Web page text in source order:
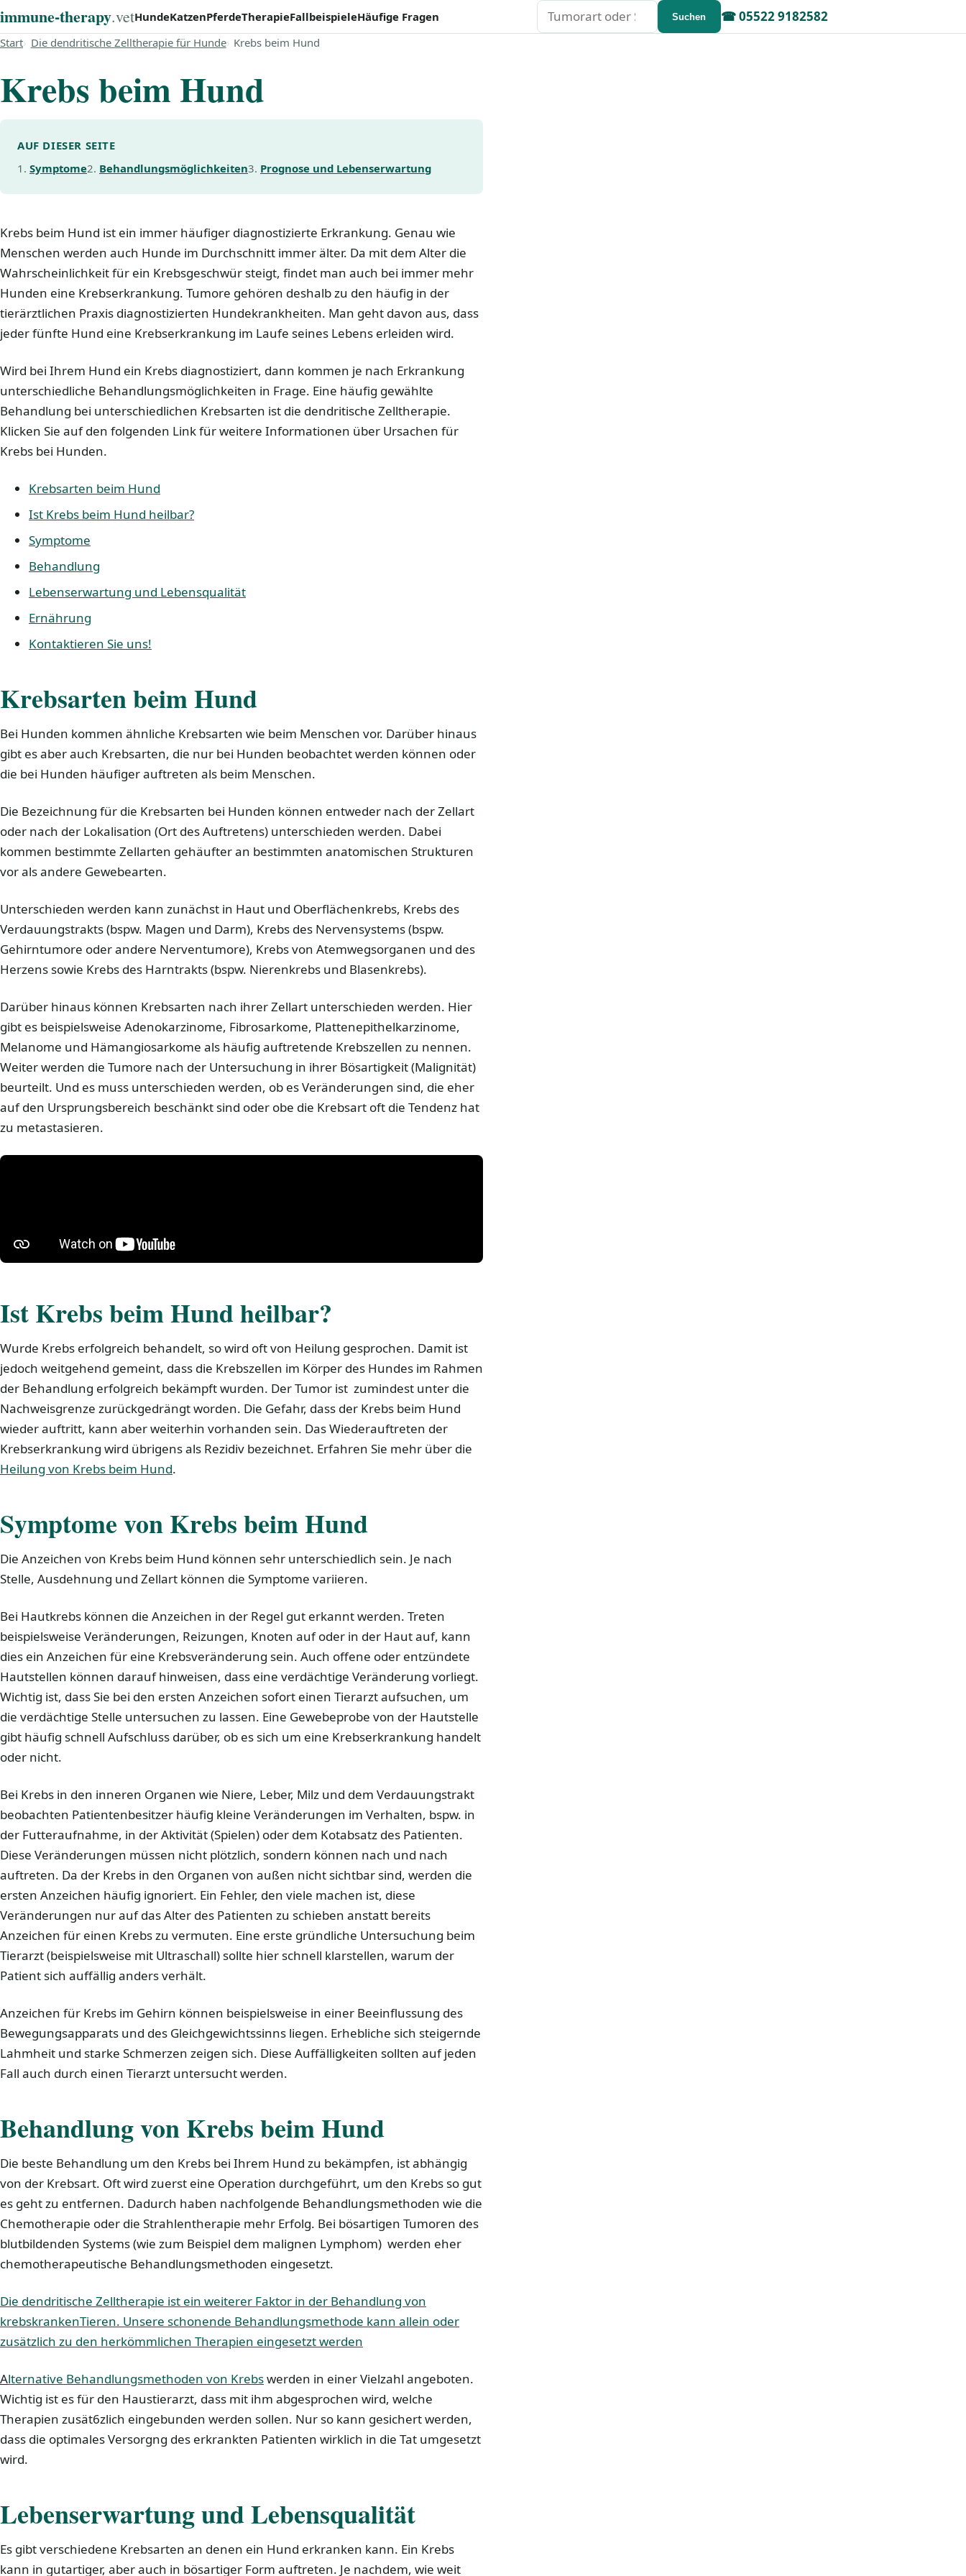
immune‑therapy.vet ☎05522 9182582
HundeKatzenPferdeTherapieFallbeispieleHäufige Fragen Suchen Suchen
Start Die dendritische Zelltherapie für Hunde Krebs beim Hund
Krebs beim Hund
AUF DIESER SEITE
Symptome
Behandlungsmöglichkeiten Prognose und Lebenserwartung
Krebs beim Hund ist ein immer häufiger diagnostizierte Erkrankung. Genau wie
Menschen werden auch Hunde im Durchschnitt immer älter. Da mit dem Alter die
Wahrscheinlichkeit für ein Krebsgeschwür steigt, findet man auch bei immer mehr
Hunden eine Krebserkrankung. Tumore gehören deshalb zu den häufig in der
tierärztlichen Praxis diagnostizierten Hundekrankheiten. Man geht davon aus, dass
jeder fünfte Hund eine Krebserkrankung im Laufe seines Lebens erleiden wird.
Wird bei Ihrem Hund ein Krebs diagnostiziert, dann kommen je nach Erkrankung
unterschiedliche Behandlungsmöglichkeiten in Frage. Eine häufig gewählte
Behandlung bei unterschiedlichen Krebsarten ist die dendritische Zelltherapie.
Klicken Sie auf den folgenden Link für weitere Informationen über Ursachen für
Krebs bei Hunden.
Krebsarten beim Hund
Ist Krebs beim Hund heilbar?
Symptome
Behandlung
Lebenserwartung und Lebensqualität
Ernährung
Kontaktieren Sie uns!
Krebsarten beim Hund
Bei Hunden kommen ähnliche Krebsarten wie beim Menschen vor. Darüber hinaus
gibt es aber auch Krebsarten, die nur bei Hunden beobachtet werden können oder
die bei Hunden häufiger auftreten als beim Menschen.
Die Bezeichnung für die Krebsarten bei Hunden können entweder nach der Zellart
oder nach der Lokalisation (Ort des Auftretens) unterschieden werden. Dabei
kommen bestimmte Zellarten gehäufter an bestimmten anatomischen Strukturen
vor als andere Gewebearten.
Unterschieden werden kann zunächst in Haut und Oberflächenkrebs, Krebs des
Verdauungstrakts (bspw. Magen und Darm), Krebs des Nervensystems (bspw.
Gehirntumore oder andere Nerventumore), Krebs von Atemwegsorganen und des
Herzens sowie Krebs des Harntrakts (bspw. Nierenkrebs und Blasenkrebs).
Darüber hinaus können Krebsarten nach ihrer Zellart unterschieden werden. Hier
gibt es beispielsweise Adenokarzinome, Fibrosarkome, Plattenepithelkarzinome,
Melanome und Hämangiosarkome als häufig auftretende Krebszellen zu nennen.
Weiter werden die Tumore nach der Untersuchung in ihrer Bösartigkeit (Malignität)
beurteilt. Und es muss unterschieden werden, ob es Veränderungen sind, die eher
auf den Ursprungsbereich beschänkt sind oder obe die Krebsart oft die Tendenz hat
zu metastasieren.
Ist Krebs beim Hund heilbar?
Wurde Krebs erfolgreich behandelt, so wird oft von Heilung gesprochen. Damit ist
jedoch weitgehend gemeint, dass die Krebszellen im Körper des Hundes im Rahmen
der Behandlung erfolgreich bekämpft wurden. Der Tumor ist zumindest unter die
Nachweisgrenze zurückgedrängt worden. Die Gefahr, dass der Krebs beim Hund
wieder auftritt, kann aber weiterhin vorhanden sein. Das Wiederauftreten der
Krebserkrankung wird übrigens als Rezidiv bezeichnet. Erfahren Sie mehr über die
Heilung von Krebs beim Hund.
Symptome von Krebs beim Hund
Die Anzeichen von Krebs beim Hund können sehr unterschiedlich sein. Je nach
Stelle, Ausdehnung und Zellart können die Symptome variieren.
Bei Hautkrebs können die Anzeichen in der Regel gut erkannt werden. Treten
beispielsweise Veränderungen, Reizungen, Knoten auf oder in der Haut auf, kann
dies ein Anzeichen für eine Krebsveränderung sein. Auch offene oder entzündete
Hautstellen können darauf hinweisen, dass eine verdächtige Veränderung vorliegt.
Wichtig ist, dass Sie bei den ersten Anzeichen sofort einen Tierarzt aufsuchen, um
die verdächtige Stelle untersuchen zu lassen. Eine Gewebeprobe von der Hautstelle
gibt häufig schnell Aufschluss darüber, ob es sich um eine Krebserkrankung handelt
oder nicht.
Bei Krebs in den inneren Organen wie Niere, Leber, Milz und dem Verdauungstrakt
beobachten Patientenbesitzer häufig kleine Veränderungen im Verhalten, bspw. in
der Futteraufnahme, in der Aktivität (Spielen) oder dem Kotabsatz des Patienten.
Diese Veränderungen müssen nicht plötzlich, sondern können nach und nach
auftreten. Da der Krebs in den Organen von außen nicht sichtbar sind, werden die
ersten Anzeichen häufig ignoriert. Ein Fehler, den viele machen ist, diese
Veränderungen nur auf das Alter des Patienten zu schieben anstatt bereits
Anzeichen für einen Krebs zu vermuten. Eine erste gründliche Untersuchung beim
Tierarzt (beispielsweise mit Ultraschall) sollte hier schnell klarstellen, warum der
Patient sich auffällig anders verhält.
Anzeichen für Krebs im Gehirn können beispielsweise in einer Beeinflussung des
Bewegungsapparats und des Gleichgewichtssinns liegen. Erhebliche sich steigernde
Lahmheit und starke Schmerzen zeigen sich. Diese Auffälligkeiten sollten auf jeden
Fall auch durch einen Tierarzt untersucht werden.
Behandlung von Krebs beim Hund
Die beste Behandlung um den Krebs bei Ihrem Hund zu bekämpfen, ist abhängig
von der Krebsart. Oft wird zuerst eine Operation durchgeführt, um den Krebs so gut
es geht zu entfernen. Dadurch haben nachfolgende Behandlungsmethoden wie die
Chemotherapie oder die Strahlentherapie mehr Erfolg. Bei bösartigen Tumoren des
blutbildenden Systems (wie zum Beispiel dem malignen Lymphom) werden eher
chemotherapeutische Behandlungsmethoden eingesetzt.
Die dendritische Zelltherapie ist ein weiterer Faktor in der Behandlung von
krebskrankenTieren. Unsere schonende Behandlungsmethode kann allein oder
zusätzlich zu den herkömmlichen Therapien eingesetzt werden
Alternative Behandlungsmethoden von Krebswerden in einer Vielzahl angeboten.
Wichtig ist es für den Haustierarzt, dass mit ihm abgesprochen wird, welche
Therapien zusät6zlich eingebunden werden sollen. Nur so kann gesichert werden,
dass die optimales Versorgng des erkrankten Patienten wirklich in die Tat umgesetzt
wird.
Lebenserwartung und Lebensqualität
Es gibt verschiedene Krebsarten an denen ein Hund erkranken kann. Ein Krebs
kann in gutartiger, aber auch in bösartiger Form auftreten. Je nachdem, wie weit